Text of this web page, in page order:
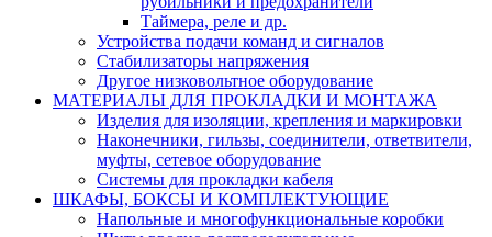
Таймера, реле и др.
Устройства подачи команд и сигналов
Стабилизаторы напряжения
Другое низковольтное оборудование
МАТЕРИАЛЫ ДЛЯ ПРОКЛАДКИ И МОНТАЖА
Изделия для изоляции, крепления и маркировки
Наконечники, гильзы, соединители, ответвители,
муфты, cетевое оборудование
Системы для прокладки кабеля
ШКАФЫ, БОКСЫ И КОМПЛЕКТУЮЩИЕ
Напольные и многофункциональные коробки